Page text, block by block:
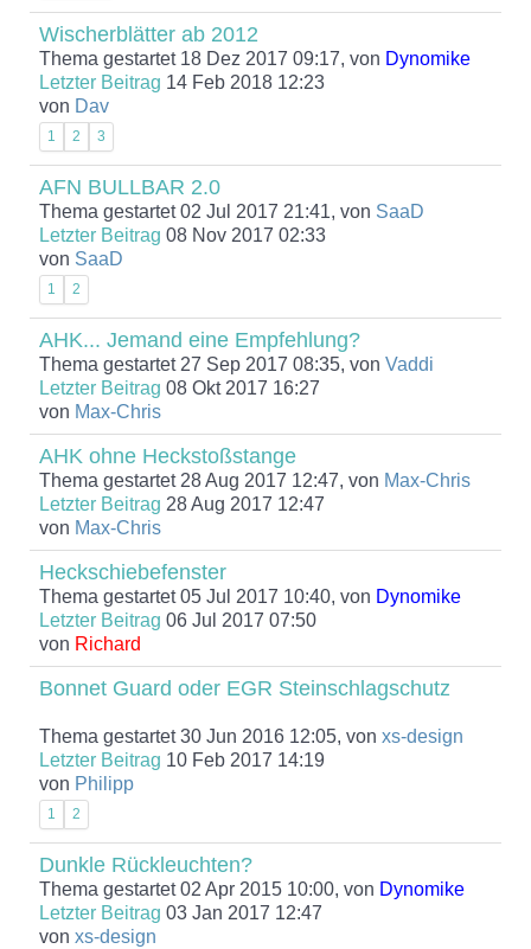
Wischerblätter ab 2012
Thema gestartet 18 Dez 2017 09:17, von Dynomike
Letzter Beitrag 14 Feb 2018 12:23
von Dav
1 2 3
AFN BULLBAR 2.0
Thema gestartet 02 Jul 2017 21:41, von SaaD
Letzter Beitrag 08 Nov 2017 02:33
von SaaD
1 2
AHK... Jemand eine Empfehlung?
Thema gestartet 27 Sep 2017 08:35, von Vaddi
Letzter Beitrag 08 Okt 2017 16:27
von Max-Chris
AHK ohne Heckstoßstange
Thema gestartet 28 Aug 2017 12:47, von Max-Chris
Letzter Beitrag 28 Aug 2017 12:47
von Max-Chris
Heckschiebefenster
Thema gestartet 05 Jul 2017 10:40, von Dynomike
Letzter Beitrag 06 Jul 2017 07:50
von Richard
Bonnet Guard oder EGR Steinschlagschutz
Thema gestartet 30 Jun 2016 12:05, von xs-design
Letzter Beitrag 10 Feb 2017 14:19
von Philipp
1 2
Dunkle Rückleuchten?
Thema gestartet 02 Apr 2015 10:00, von Dynomike
Letzter Beitrag 03 Jan 2017 12:47
von xs-design